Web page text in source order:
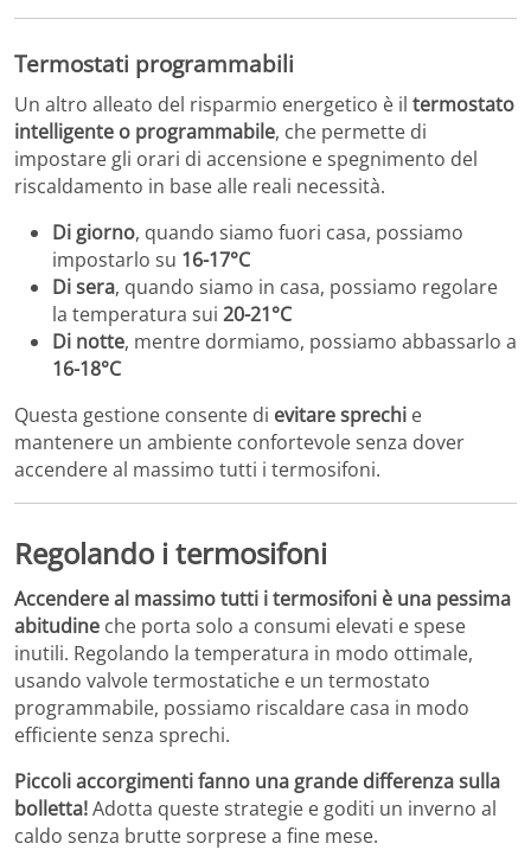
Termostati programmabili
Un altro alleato del risparmio energetico è il termostato
intelligente o programmabile, che permette di
impostare gli orari di accensione e spegnimento del
riscaldamento in base alle reali necessità.
Di giorno, quando siamo fuori casa, possiamo
impostarlo su 16-17°C
Di sera, quando siamo in casa, possiamo regolare
la temperatura sui 20-21°C
Di notte, mentre dormiamo, possiamo abbassarlo a
16-18°C
Questa gestione consente di evitare sprechi e
mantenere un ambiente confortevole senza dover
accendere al massimo tutti i termosifoni.
Regolando i termosifoni
Accendere al massimo tutti i termosifoni è una pessima
abitudine che porta solo a consumi elevati e spese
inutili. Regolando la temperatura in modo ottimale,
usando valvole termostatiche e un termostato
programmabile, possiamo riscaldare casa in modo
efficiente senza sprechi.
Piccoli accorgimenti fanno una grande differenza sulla
bolletta!Adotta queste strategie e goditi un inverno al
caldo senza brutte sorprese a fine mese.